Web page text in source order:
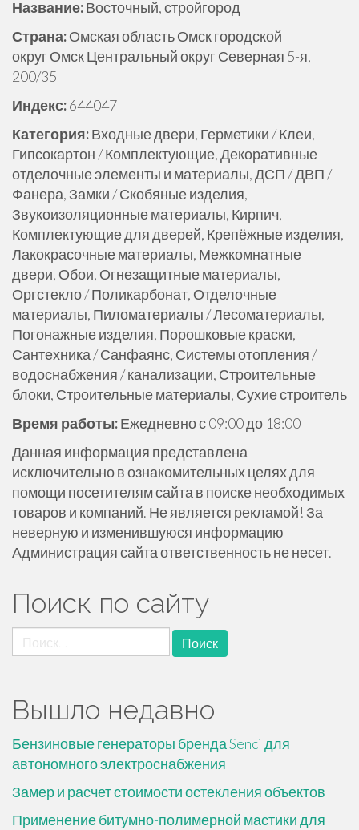
Название:Восточный, стройгород
Страна:Омская область Омск городской
округ Омск Центральный округ Северная 5-я,
200/35
Индекс:644047
Категория:Входные двери, Герметики / Клеи,
Гипсокартон / Комплектующие, Декоративные
отделочные элементы и материалы, ДСП / ДВП /
Фанера, Замки / Скобяные изделия,
Звукоизоляционные материалы, Кирпич,
Комплектующие для дверей, Крепёжные изделия,
Лакокрасочные материалы, Межкомнатные
двери, Обои, Огнезащитные материалы,
Оргстекло / Поликарбонат, Отделочные
материалы, Пиломатериалы / Лесоматериалы,
Погонажные изделия, Порошковые краски,
Сантехника / Санфаянс, Системы отопления /
водоснабжения / канализации, Строительные
блоки, Строительные материалы, Сухие строитель
Время работы:Ежедневно с 09:00 до 18:00
Данная информация представлена
исключительно в ознакомительных целях для
помощи посетителям сайта в поиске необходимых
товаров и компаний. Не является рекламой! За
неверную и изменившуюся информацию
Администрация сайта ответственность не несет.
Поиск по сайту
Найти:
Вышло недавно
Бензиновые генераторы бренда Senci для
автономного электроснабжения
Замер и расчет стоимости остекления объектов
Применение битумно-полимерной мастики для